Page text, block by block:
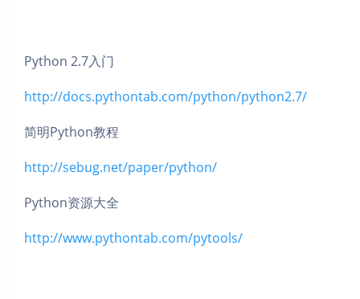
Python 2.7入门
http://docs.pythontab.com/python/python2.7/
简明Python教程
http://sebug.net/paper/python/
Python资源大全
http://www.pythontab.com/pytools/